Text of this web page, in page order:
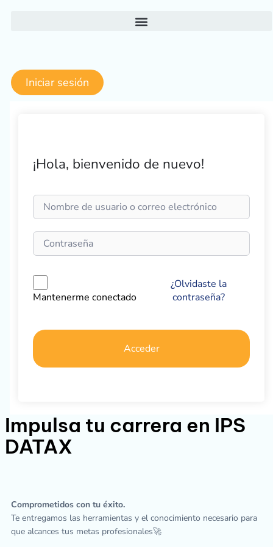
Iniciar sesión
¡Hola, bienvenido de nuevo!
Mantenerme conectado
¿Olvidaste la
contraseña?
Acceder
Impulsa tu carrera en IPS
DATAX
Comprometidos con tu éxito.
Te entregamos las herramientas y el conocimiento necesario para
que alcances tus metas profesionales🚀